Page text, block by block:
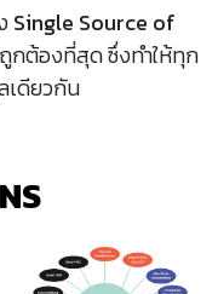
Single Source of
กต้องที่สุด ซึ่งทำให้ทุก
เดียวกัน